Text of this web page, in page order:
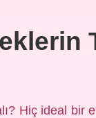
Hiç ideal bir